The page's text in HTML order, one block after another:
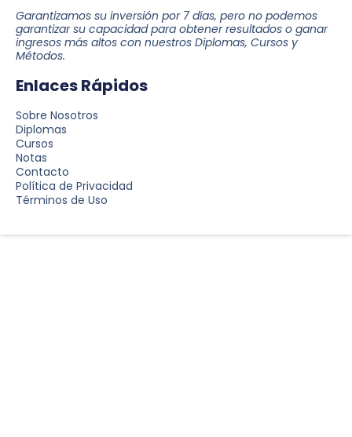
Garantizamos su inversión por 7 días, pero no podemos
garantizar su capacidad para obtener resultados o ganar
ingresos más altos con nuestros Diplomas, Cursos y
Métodos.
Enlaces Rápidos
Sobre Nosotros
Diplomas
Cursos
Notas
Contacto
Política de Privacidad
Términos de Uso